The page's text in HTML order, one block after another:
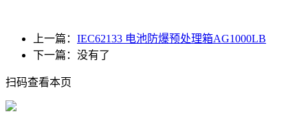
上一篇： IEC62133 电池防爆预处理箱AG1000LB
下一篇： 没有了
扫码查看本页